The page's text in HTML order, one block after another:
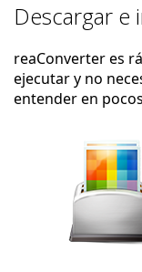
Descargar e
reaConverter es
ejecutar y no
entender en